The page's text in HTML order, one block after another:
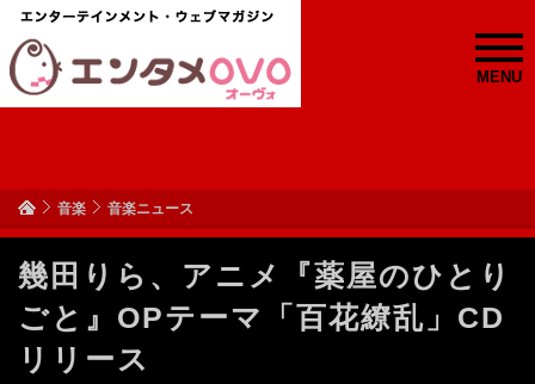
MENU
音楽 音楽ニュース
幾田りら、アニメ『薬屋のひとり
ごと』OPテーマ「百花繚乱」CD
リリース